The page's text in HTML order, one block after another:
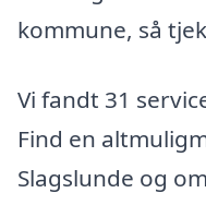
kommune, så
Vi fandt 31
Find en
Slagslunde og